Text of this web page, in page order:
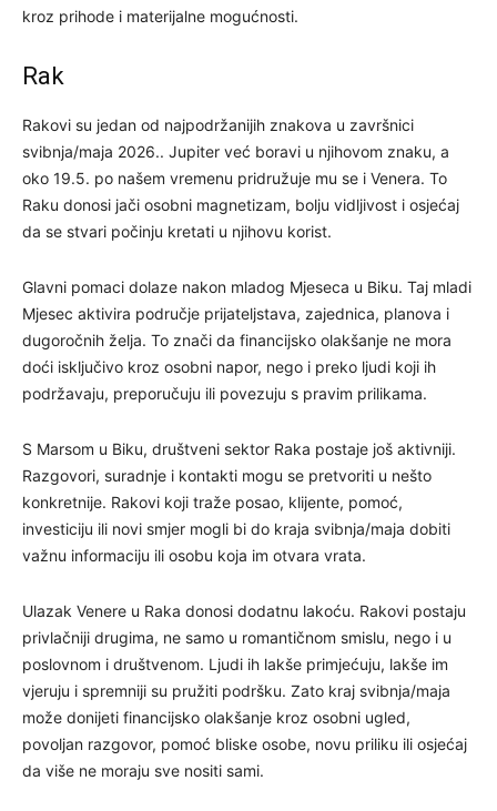
kroz prihode i materijalne mogućnosti.
Rak
Rakovi su jedan od najpodržanijih znakova u završnici
svibnja/maja 2026.. Jupiter već boravi u njihovom znaku, a
oko 19.5. po našem vremenu pridružuje mu se i Venera. To
Raku donosi jači osobni magnetizam, bolju vidljivost i osjećaj
da se stvari počinju kretati u njihovu korist.
Glavni pomaci dolaze nakon mladog Mjeseca u Biku. Taj mladi
Mjesec aktivira područje prijateljstava, zajednica, planova i
dugoročnih želja. To znači da financijsko olakšanje ne mora
doći isključivo kroz osobni napor, nego i preko ljudi koji ih
podržavaju, preporučuju ili povezuju s pravim prilikama.
S Marsom u Biku, društveni sektor Raka postaje još aktivniji.
Razgovori, suradnje i kontakti mogu se pretvoriti u nešto
konkretnije. Rakovi koji traže posao, klijente, pomoć,
investiciju ili novi smjer mogli bi do kraja svibnja/maja dobiti
važnu informaciju ili osobu koja im otvara vrata.
Ulazak Venere u Raka donosi dodatnu lakoću. Rakovi postaju
privlačniji drugima, ne samo u romantičnom smislu, nego i u
poslovnom i društvenom. Ljudi ih lakše primjećuju, lakše im
vjeruju i spremniji su pružiti podršku. Zato kraj svibnja/maja
može donijeti financijsko olakšanje kroz osobni ugled,
povoljan razgovor, pomoć bliske osobe, novu priliku ili osjećaj
da više ne moraju sve nositi sami.